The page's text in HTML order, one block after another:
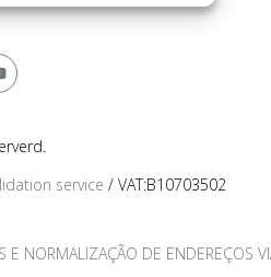
service / VAT:B10703502
E NORMALIZAÇÃO DE ENDEREÇOS